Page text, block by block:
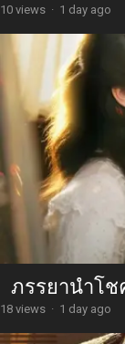
10 views · 1 day ago
ภรรยานำโ
18 views · 1 day ago